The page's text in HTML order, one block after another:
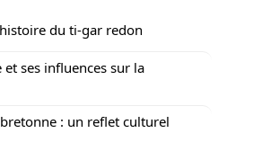
du ti-gar redon
et ses influences sur la
: un reflet culturel